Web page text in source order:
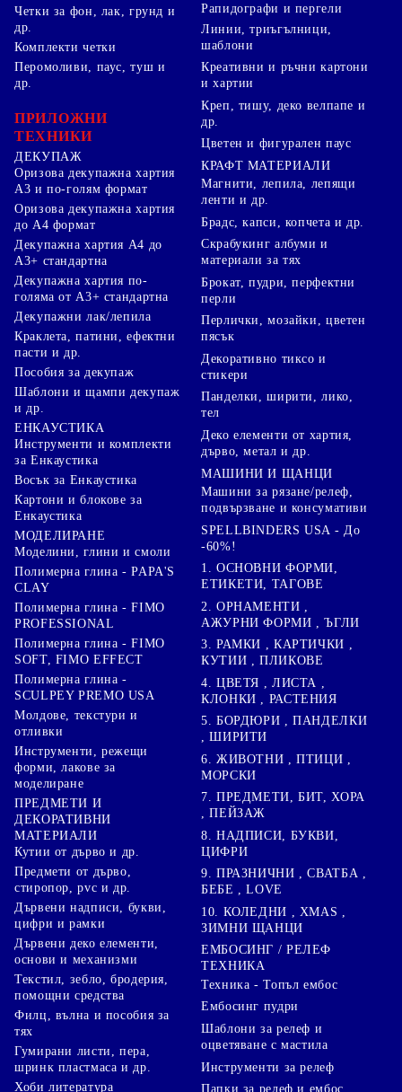
Четки за фон, лак, грунд и
др.
Комплекти четки
Рапидографи и пергели
Линии, триъгълници,
шаблони
Перомоливи, паус, туш и
др.
ПРИЛОЖНИ
ТЕХНИКИ
ДЕКУПАЖ
Оризова декупажна хартия
А3 и по-голям формат
Оризова декупажна хартия
до А4 формат
Декупажна хартия А4 до
А3+ стандартна
Декупажна хартия по-
голяма от А3+ стандартна
Декупажни лак/лепила
Краклета, патини, ефектни
пасти и др.
Пособия за декупаж
Шаблони и щампи декупаж
и др.
ЕНКАУСТИКА
Инструменти и комплекти
за Енкаустика
Восък за Енкаустика
Картони и блокове за
Енкаустика
МОДЕЛИРАНЕ
Моделини, глини и смоли
Полимерна глина - PAPA'S
CLAY
Полимерна глина - FIMO
PROFESSIONAL
Полимерна глина - FIMO
SOFT, FIMO EFFECT
Полимерна глина -
SCULPEY PREMO USA
Молдове, текстури и
отливки
Инструменти, режещи
форми, лакове за
моделиране
ПРЕДМЕТИ И
ДЕКОРАТИВНИ
МАТЕРИАЛИ
Кутии от дърво и др.
Предмети от дърво,
стиропор, pvc и др.
Дървени надписи, букви,
цифри и рамки
Дървени деко елементи,
основи и механизми
Текстил, зебло, бродерия,
помощни средства
Филц, вълна и пособия за
тях
Гумирани листи, пера,
шринк пластмаса и др.
Хоби литература
Креативни и ръчни картони
и хартии
Креп, тишу, деко велпапе и
др.
Цветен и фигурален паус
КРАФТ МАТЕРИАЛИ
Магнити, лепила, лепящи
ленти и др.
Брадс, капси, копчета и др.
Скрабукинг албуми и
материали за тях
Брокат, пудри, перфектни
перли
Перлички, мозайки, цветен
пясък
Декоративно тиксо и
стикери
Панделки, ширити, лико,
тел
Деко елементи от хартия,
дърво, метал и др.
МАШИНИ И ЩАНЦИ
Машини за рязане/релеф,
подвързване и консумативи
SPELLBINDERS USA - До
-60%!
1. ОСНОВНИ ФОРМИ,
ЕТИКЕТИ, ТАГОВЕ
2. ОРНАМЕНТИ ,
АЖУРНИ ФОРМИ , ЪГЛИ
3. РАМКИ , КАРТИЧКИ ,
КУТИИ , ПЛИКОВЕ
4. ЦВЕТЯ , ЛИСТА ,
КЛОНКИ , РАСТЕНИЯ
5. БОРДЮРИ , ПАНДЕЛКИ
, ШИРИТИ
6. ЖИВОТНИ , ПТИЦИ ,
МОРСКИ
7. ПРЕДМЕТИ, БИТ, ХОРА
, ПЕЙЗАЖ
8. НАДПИСИ, БУКВИ,
ЦИФРИ
9. ПРАЗНИЧНИ , СВАТБА ,
БЕБЕ , LOVE
10. КОЛЕДНИ , XMAS ,
ЗИМНИ ЩАНЦИ
ЕМБОСИНГ / РЕЛЕФ
ТЕХНИКА
Техника - Топъл ембос
Ембосинг пудри
Шаблони за релеф и
оцветяване с мастила
Инструменти за релеф
Папки за релеф и ембос